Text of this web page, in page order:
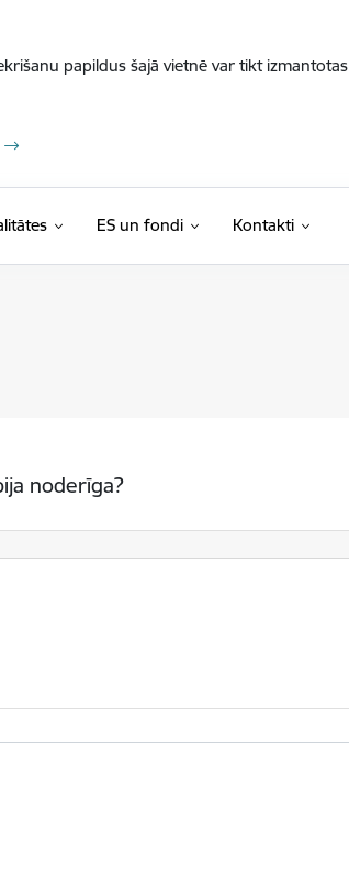
papildus šajā vietnē var tikt
ES un fondi Kontakti
noderīga?